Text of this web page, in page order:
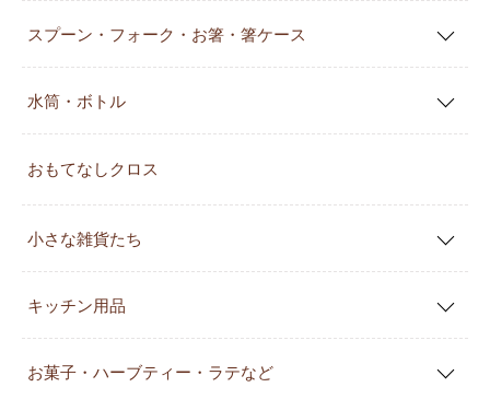
スプーン・フォーク・お箸・箸ケース
水筒・ボトル
おもてなしクロス
小さな雑貨たち
キッチン用品
お菓子・ハーブティー・ラテなど